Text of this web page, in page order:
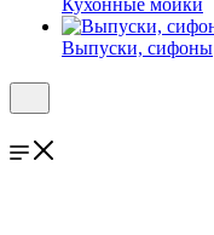
Кухонные мойки
Выпуски, сифоны